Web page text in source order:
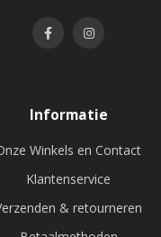
Informatie
Winkels en Contact
Klantenservice
& retourneren